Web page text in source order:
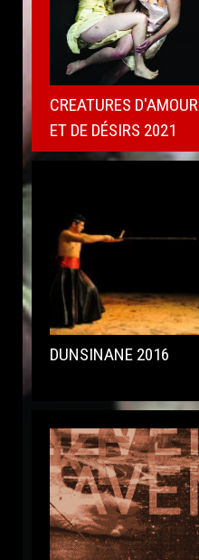
CREATURES D'AMOUR
ET DE DÉSIRS 2021
DUNSINANE 2016